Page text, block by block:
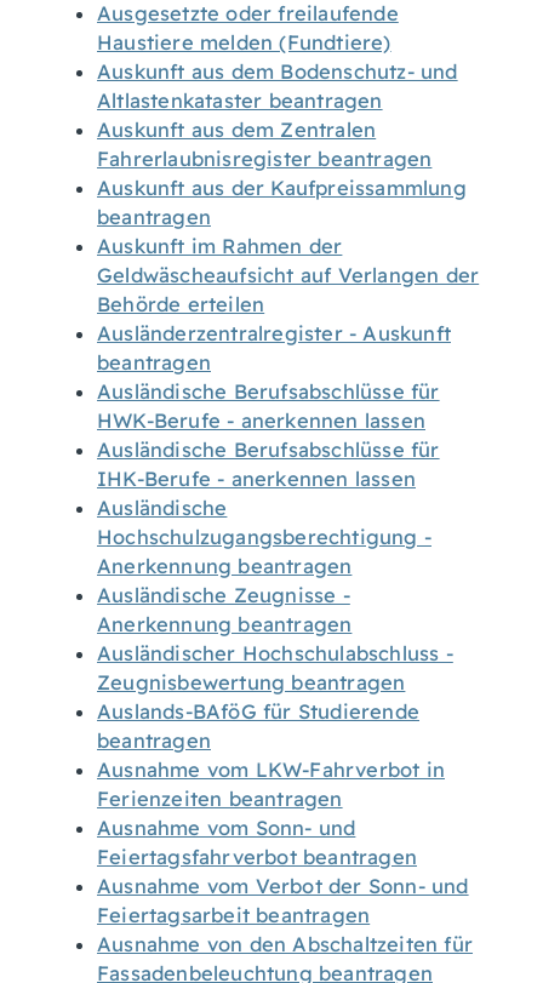
Ausgesetzte oder freilaufende
Haustiere melden (Fundtiere)
Auskunft aus dem Bodenschutz- und
Altlastenkataster beantragen
Auskunft aus dem Zentralen
Fahrerlaubnisregister beantragen
Auskunft aus der Kaufpreissammlung
beantragen
Auskunft im Rahmen der
Geldwäscheaufsicht auf Verlangen der
Behörde erteilen
Ausländerzentralregister - Auskunft
beantragen
Ausländische Berufsabschlüsse für
HWK-Berufe - anerkennen lassen
Ausländische Berufsabschlüsse für
IHK-Berufe - anerkennen lassen
Ausländische
Hochschulzugangsberechtigung -
Anerkennung beantragen
Ausländische Zeugnisse -
Anerkennung beantragen
Ausländischer Hochschulabschluss -
Zeugnisbewertung beantragen
Auslands-BAföG für Studierende
beantragen
Ausnahme vom LKW-Fahrverbot in
Ferienzeiten beantragen
Ausnahme vom Sonn- und
Feiertagsfahrverbot beantragen
Ausnahme vom Verbot der Sonn- und
Feiertagsarbeit beantragen
Ausnahme von den Abschaltzeiten für
Fassadenbeleuchtung beantragen